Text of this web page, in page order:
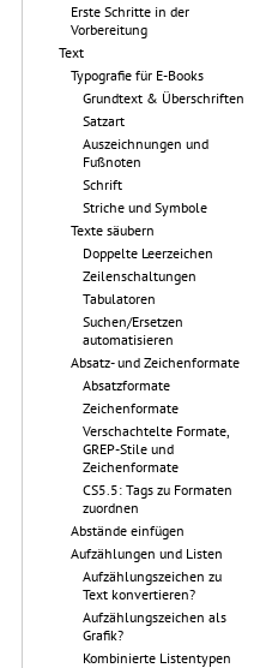
Erste Schritte in der
Vorbereitung
Text
Typografie für E-Books
Grundtext & Überschriften
Satzart
Auszeichnungen und
Fußnoten
Schrift
Striche und Symbole
Texte säubern
Doppelte Leerzeichen
Zeilenschaltungen
Tabulatoren
Suchen/Ersetzen
automatisieren
Absatz- und Zeichenformate
Absatzformate
Zeichenformate
Verschachtelte Formate,
GREP-Stile und
Zeichenformate
CS5.5: Tags zu Formaten
zuordnen
Abstände einfügen
Aufzählungen und Listen
Aufzählungszeichen zu
Text konvertieren?
Aufzählungszeichen als
Grafik?
Kombinierte Listentypen